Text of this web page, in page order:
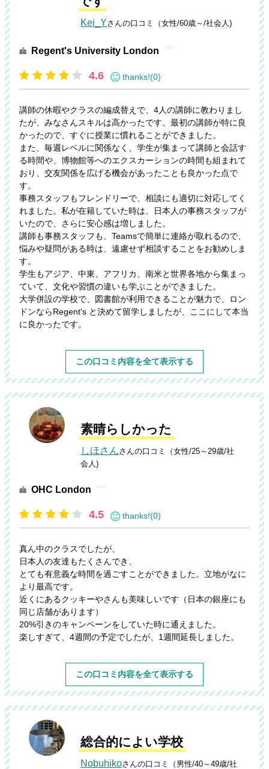
Kei_Yさんの口コミ（女性/60歳～/社会人)
Regent's University London
4.6 thanks!(0)
講師の休暇やクラスの編成替えで、4人の講師に教わりまし
たが、みなさんスキルは高かったです。最初の講師が特に良
かったので、すぐに授業に慣れることができました。
また、毎週レベルに関係なく、学生が集まって講師と会話す
る時間や、博物館等へのエクスカーションの時間も組まれて
おり、交友関係を広げる機会があったことも良かった点で
す。
事務スタッフもフレンドリーで、相談にも適切に対応してく
れました。私が在籍していた時は、日本人の事務スタッフが
いたので、さらに安心感は増しました。
講師も事務スタッフも、Teamsで簡単に連絡が取れるので、
悩みや疑問がある時は、遠慮せず相談することをお勧めしま
す。
学生もアジア、中東、アフリカ、南米と世界各地から集まっ
ていて、文化や習慣の違いも学ぶことができました。
大学併設の学校で、図書館が利用できることが魅力で、ロン
ドンならRegent's と決めて留学しましたが、ここにして本当
に良かったです。
この口コミ内容を全て表示する
素晴らしかった
しほさんさんの口コミ（女性/25～29歳/社
会人)
OHC London
4.5 thanks!(0)
真ん中のクラスでしたが、
日本人の友達もたくさんでき、
とても有意義な時間を過ごすことができました。立地がなに
より最高です。
近くにあるクッキーやさんも美味しいです（日本の銀座にも
同じ店舗があります）
20%引きのキャンペーンをしていた時に通えました。
楽しすぎて、4週間の予定でしたが、1週間延長しました。
この口コミ内容を全て表示する
総合的によい学校
Nobuhikoさんの口コミ（男性/40～49歳/社